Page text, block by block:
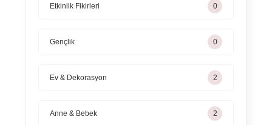
Etkinlik Fikirleri 0
Gençlik 0
Ev & Dekorasyon 3
Anne & Bebek 3